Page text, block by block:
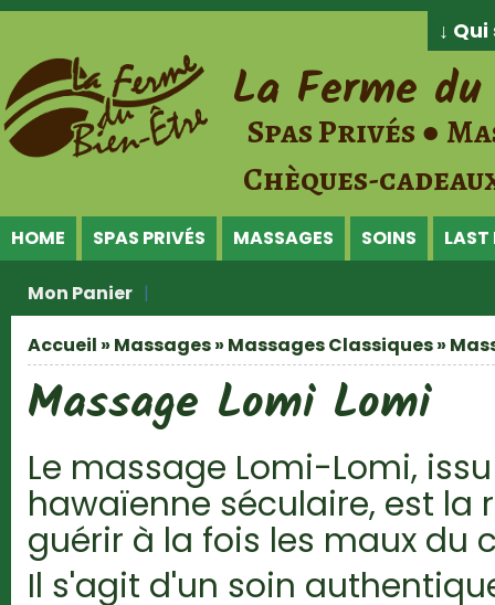
Jump to Content
↓
La Ferme
Spas Privés ●
Chèques-
HOME SPAS PRIVÉS MASSAGES SOINS LAST
Mon Panier
Vous êtes ici
Accueil » Massages» Massages Classiques»
Massage Lomi Lomi
Le massage Lomi-Lomi,
hawaïenne séculaire, est la
guérir à la fois les maux du
Il s'agit d'un soin